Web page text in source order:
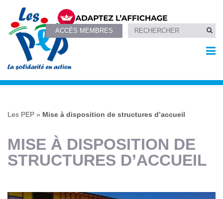
ACCÈS MEMBRES
Les PEP » Mise à disposition de structures d’accueil
MISE À DISPOSITION DE
STRUCTURES D’ACCUEIL